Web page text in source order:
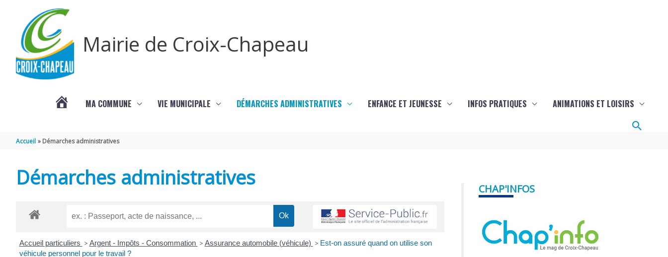
Mairie de Croix-Chapeau
MA COMMUNE VIE MUNICIPALE DÉMARCHES ADMINISTRATIVES ENFANCE ET JEUNESSE INFOS PRATIQUES ANIMATIONS ET LOISIRS
Accueil Démarches administratives
Démarches administratives
Accueil particuliers > Argent - Impôts - Consommation > Assurance automobile (véhicule) > Est-on assuré quand on utilise son
véhicule personnel pour le travail ?
CHAP'INFOS